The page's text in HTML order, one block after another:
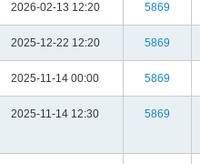
2026-02-13 12:20 5869
2025-12-22 12:20 5869
2025-11-14 00:00 5869
2025-11-14 12:30 5869